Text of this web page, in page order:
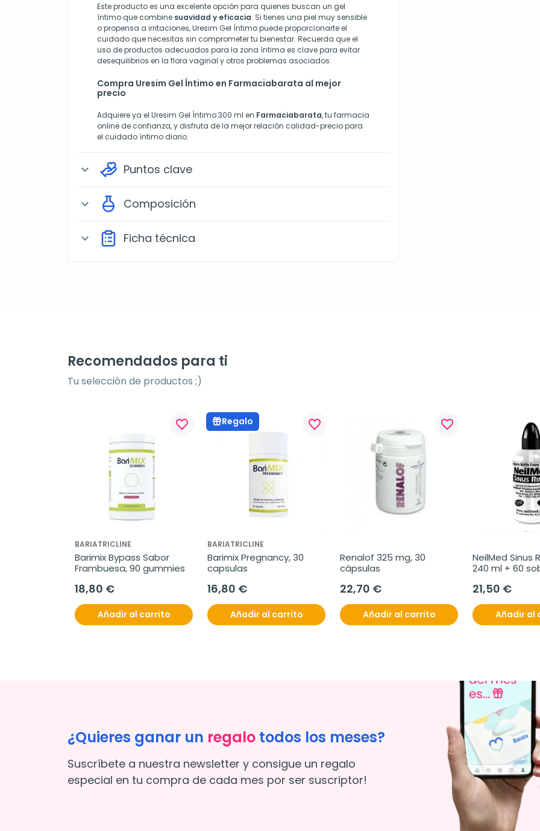
Este producto es una excelente opción para quienes buscan un gel
íntimo que combine suavidad y eficacia. Si tienes una piel muy sensible
o propensa a irritaciones, Uresim Gel Íntimo puede proporcionarte el
cuidado que necesitas sin comprometer tu bienestar. Recuerda que el
uso de productos adecuados para la zona íntima es clave para evitar
desequilibrios en la flora vaginal y otros problemas asociados.
Compra Uresim Gel Íntimo en Farmaciabarata al mejor
precio
Adquiere ya el Uresim Gel Íntimo 300 ml en Farmaciabarata, tu farmacia
online de confianza, y disfruta de la mejor relación calidad-precio para
el cuidado íntimo diario.
expand_more Puntos clave
expand_more Composición
expand_more Ficha técnica
Recomendados para ti
Tu selección de productos ;)
favorite_border
BARIATRICLINE
Barimix Bypass Sabor
Frambuesa, 90 gummies
18,80 €
Añadir al carrito
Regalo favorite_border
BARIATRICLINE
Barimix Pregnancy, 30
capsulas
16,80 €
Añadir al carrito
favorite_border
Renalof 325 mg, 30
cápsulas
22,70 €
Añadir al carrito
NeilMed Sinus
240 ml + 60
21,50 €
Añadir al
¿Quieres ganar un regalo todos los meses?
Suscríbete a nuestra newsletter y consigue un regalo
especial en tu compra de cada mes por ser suscriptor!